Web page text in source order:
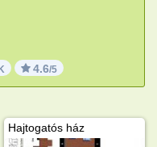
4.6/5
Hajtogatós ház